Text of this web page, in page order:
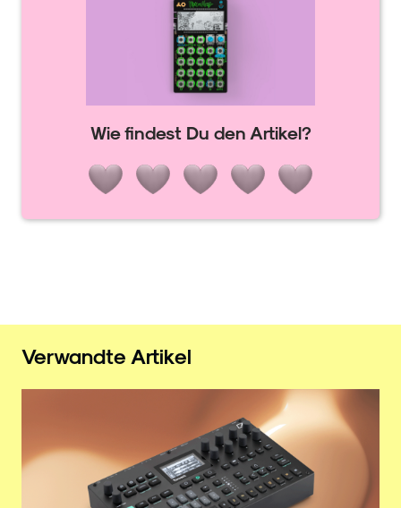
Wie findest Du den Artikel?
Verwandte Artikel